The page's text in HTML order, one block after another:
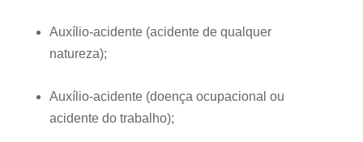
Auxílio-acidente (acidente de qualquer
natureza);
Auxílio-acidente (doença ocupacional ou
acidente do trabalho);